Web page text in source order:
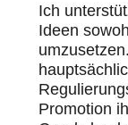
Ich
Ideen
Promotion